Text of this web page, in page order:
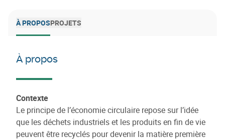
À PROPOSPROJETS
À propos
Contexte
Le principe de l’économie circulaire repose sur l’idée
que les déchets industriels et les produits en fin de vie
peuvent être recyclés pour devenir la matière première